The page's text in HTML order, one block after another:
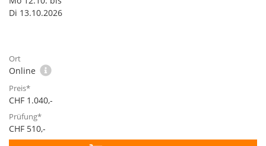
Di 13.10.2026
Online
CHF 1.040,-
CHF 510,-